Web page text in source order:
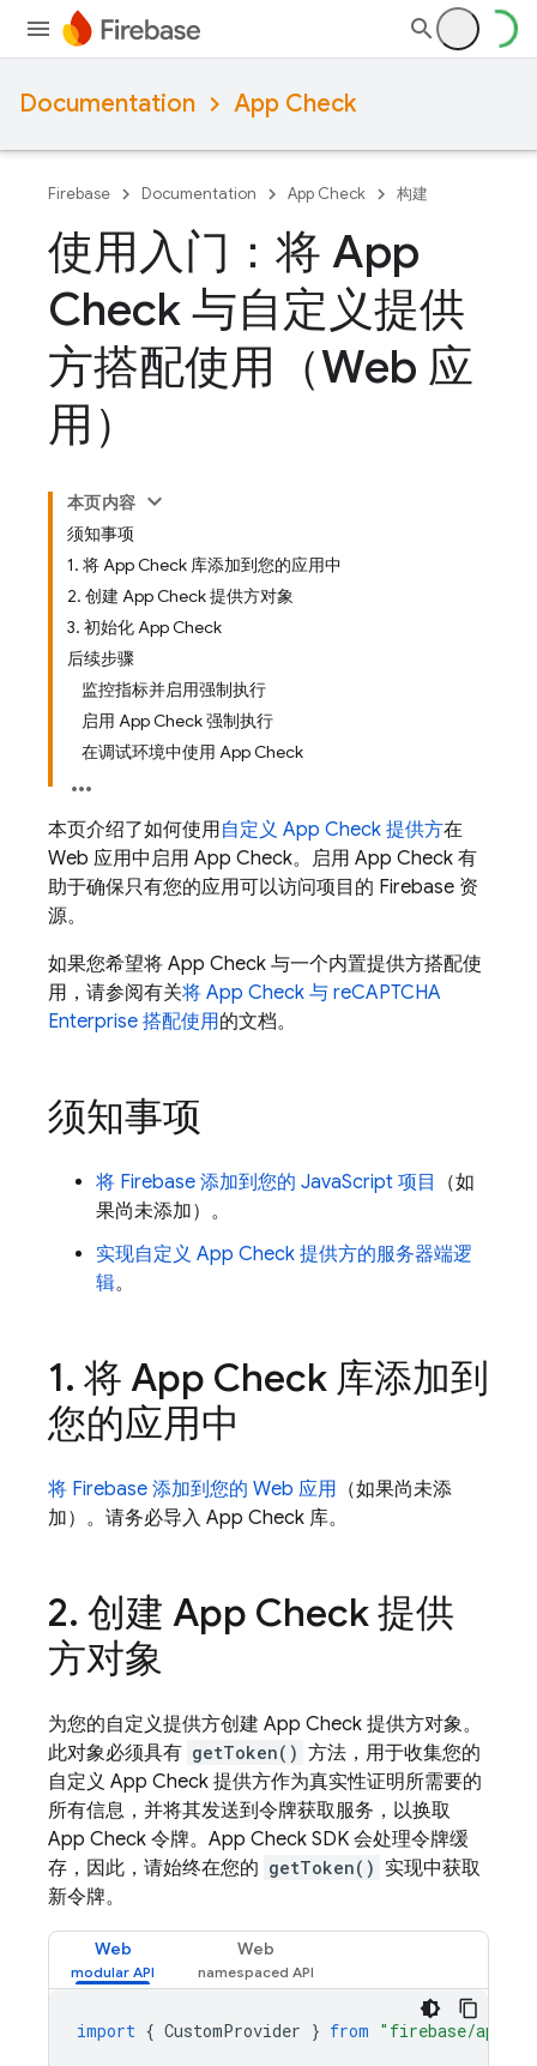
Documentation App Check
Firebase Documentation App Check 构建
使用入门：将 App
Check 与自定义提供
方搭配使用（Web 应
用）
本页内容
须知事项
1. 将 App Check 库添加到您的应用中
2. 创建 App Check 提供方对象
3. 初始化 App Check
后续步骤
监控指标并启用强制执行
启用 App Check 强制执行
在调试环境中使用 App Check
本页介绍了如何使用自定义 App Check 提供方在
Web 应用中启用 App Check。启用 App Check 有
助于确保只有您的应用可以访问项目的 Firebase 资
源。
如果您希望将 App Check 与一个内置提供方搭配使
用，请参阅有关将 App Check 与 reCAPTCHA
Enterprise 搭配使用的文档。
须知事项
将 Firebase 添加到您的 JavaScript 项目
（如
果尚未添加）。
实现自定义 App Check 提供方的服务器端逻
辑。
1. 将 App Check 库添加到
您的应用中
将 Firebase 添加到您的 Web 应用 （如果尚未添
加）。请务必导入 App Check 库。
2. 创建 App Check提供
方对象
为您的自定义提供方创建 App Check 提供方对象。
此对象必须具有 getToken() 方法，用于收集您的
自定义 App Check 提供方作为真实性证明所需要的
所有信息，并将其发送到令牌获取服务，以换取
App Check 令牌。 App Check SDK 会处理令牌缓
存，因此，请始终在您的 getToken() 实现中获取
新令牌。
Web Web
import { CustomProvider } from "firebase/app-